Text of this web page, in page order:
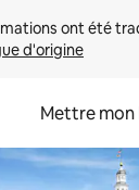
d'origine
Mettre mon